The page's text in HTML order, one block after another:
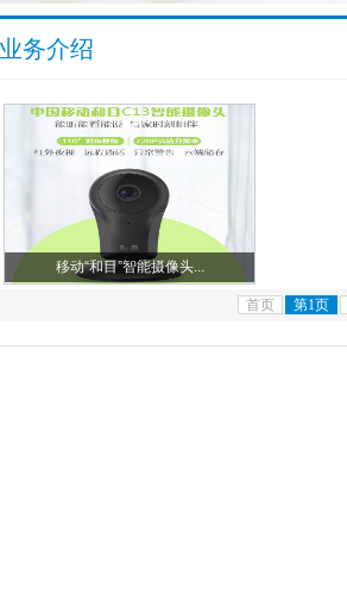
业务介绍
移动“和目”智能摄像头...
首页 第1页